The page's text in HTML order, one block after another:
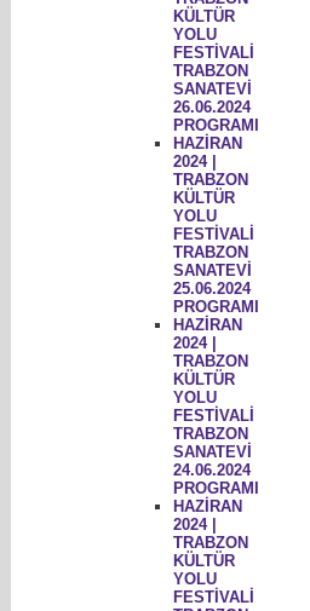
KÜLTÜR
YOLU
FESTİVALİ
TRABZON
SANATEVİ
26.06.2024
PROGRAMI
HAZİRAN
2024 |
TRABZON
KÜLTÜR
YOLU
FESTİVALİ
TRABZON
SANATEVİ
25.06.2024
PROGRAMI
HAZİRAN
2024 |
TRABZON
KÜLTÜR
YOLU
FESTİVALİ
TRABZON
SANATEVİ
24.06.2024
PROGRAMI
HAZİRAN
2024 |
TRABZON
KÜLTÜR
YOLU
FESTİVALİ